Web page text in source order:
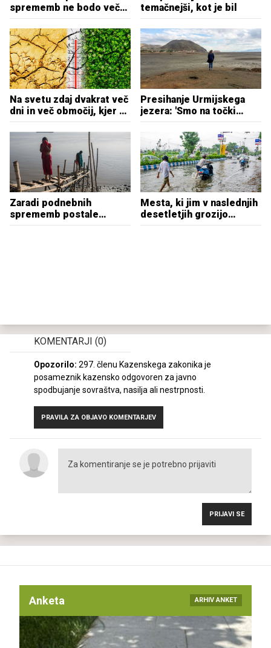
sprememb ne bodo več
služili pri Googlu
temačnejši, kot je bil
Na svetu zdaj dvakrat več
dni in več območij, kjer se
segreje nad 50 stopinj
Celzija
Presihanje Urmijskega
jezera: 'Smo na točki
preloma'
Zaradi podnebnih
sprememb postale
spolne delavke, zdaj
Mesta, ki jim v naslednjih
desetletjih grozijo
kronične poplave
KOMENTARJI (0)
Opozorilo: 297. členu Kazenskega zakonika je
posameznik kazensko odgovoren za javno
spodbujanje sovraštva, nasilja ali nestrpnosti.
PRAVILA ZA OBJAVO KOMENTARJEV
PRIJAVI SE
Anketa ARHIV ANKET